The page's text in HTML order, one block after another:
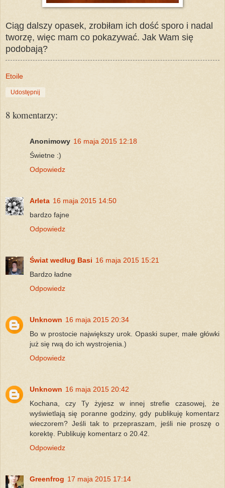
Ciąg dalszy opasek, zrobiłam ich dość sporo i nadal
tworzę, więc mam co pokazywać. Jak Wam się
podobają?
Etoile
Udostępnij
8 komentarzy:
Anonimowy 16 maja 2015 12:18
Świetne :)
Odpowiedz
Arleta 16 maja 2015 14:50
bardzo fajne
Odpowiedz
Świat według Basi 16 maja 2015 15:21
Bardzo ładne
Odpowiedz
Unknown 16 maja 2015 20:34
Bo w prostocie największy urok. Opaski super, małe główki
już się rwą do ich wystrojenia.)
Odpowiedz
Unknown 16 maja 2015 20:42
Kochana, czy Ty żyjesz w innej strefie czasowej, że
wyświetlają się poranne godziny, gdy publikuję komentarz
wieczorem? Jeśli tak to przepraszam, jeśli nie proszę o
korektę. Publikuję komentarz o 20.42.
Odpowiedz
Greenfrog 17 maja 2015 17:14